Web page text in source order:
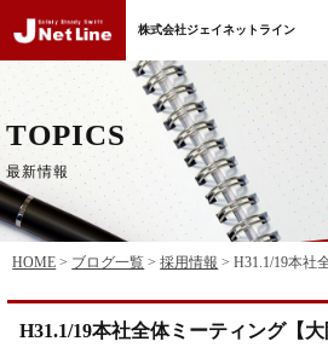
株式会社ジェイネットライン
TOPICS
最新情報
HOME > ブログ一覧 > 採用情報 > H31.1/19本社
H31.1/19本社全体ミーティング【